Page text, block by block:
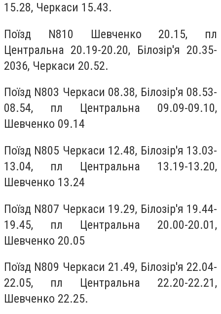
15.28, Черкаси 15.43.
Поїзд N810 Шевченко 20.15, пл
Центральна 20.19-20.20, Білозір'я 20.35-
2036, Черкаси 20.52.
Поїзд N803 Черкаси 08.38, Білозір'я 08.53-
08.54, пл Центральна 09.09-09.10,
Шевченко 09.14
Поїзд N805 Черкаси 12.48, Білозір'я 13.03-
13.04, пл Центральна 13.19-13.20,
Шевченко 13.24
Поїзд N807 Черкаси 19.29, Білозір'я 19.44-
19.45, пл Центральна 20.00-20.01,
Шевченко 20.05
Поїзд N809 Черкаси 21.49, Білозір'я 22.04-
22.05, пл Центральна 22.20-22.21,
Шевченко 22.25.